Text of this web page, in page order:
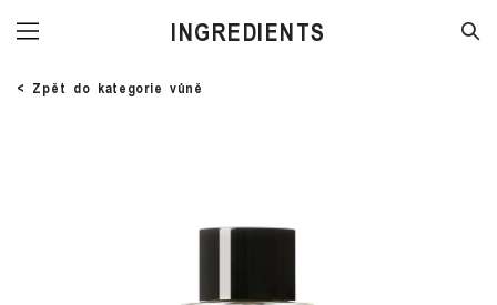
STORE
< Zpět do kategorie vůně